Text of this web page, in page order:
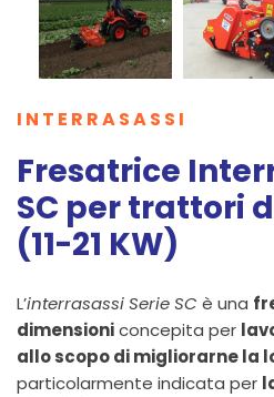
INTERRASASSI
Fresatrice
SC per trattori
(11-21 KW)
L’interrasassi Serie SC è una
dimensioniconcepita per
allo scopo di migliorarne la
particolarmente indicata per